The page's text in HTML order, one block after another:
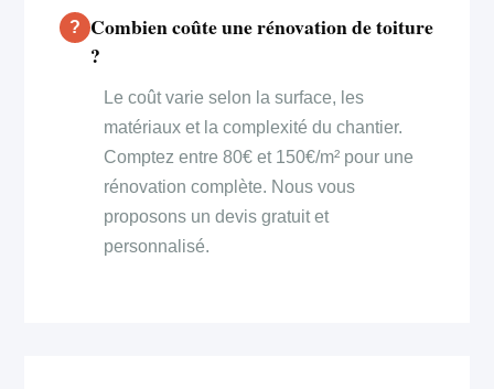
Combien coûte une rénovation de toiture
?
Le coût varie selon la surface, les
matériaux et la complexité du chantier.
Comptez entre 80€ et 150€/m² pour une
rénovation complète. Nous vous
proposons un devis gratuit et
personnalisé.